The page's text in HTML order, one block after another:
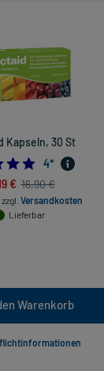
Kapseln, 30 St
5.0
4*
€ 16,90 €
zzgl. Versandkosten
Lieferbar
Warenkorb